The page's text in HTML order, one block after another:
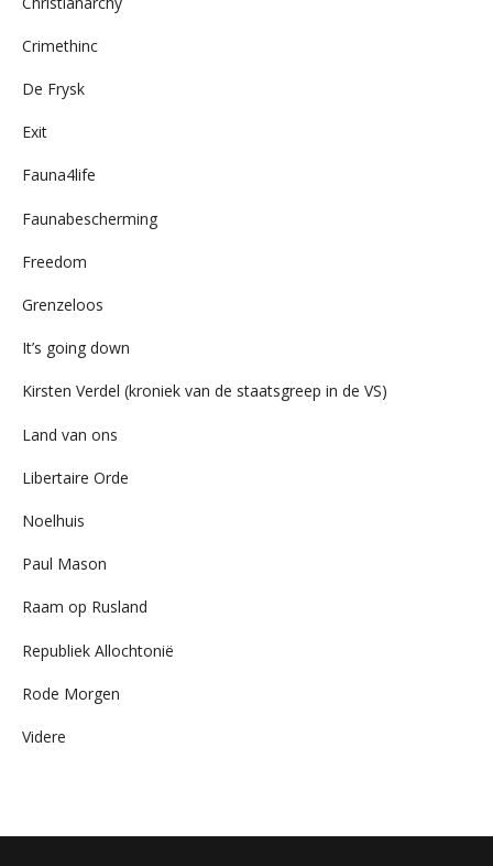
Crimethinc
De Frysk
Exit
Fauna4life
Faunabescherming
Freedom
Grenzeloos
It’s going down
Kirsten Verdel (kroniek van de staatsgreep in de VS)
Land van ons
Libertaire Orde
Noelhuis
Paul Mason
Raam op Rusland
Republiek Allochtonië
Rode Morgen
Videre